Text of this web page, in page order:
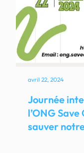
avril 22, 2024
Journée
l’ONG
sauver